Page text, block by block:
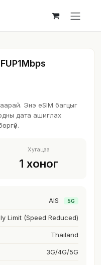
Энэ eSIM багцыг
дата ашиглах
Хугацаа
1 хоног
AIS 5G
Limit (Speed Reduced)
Thailand
3G/4G/5G